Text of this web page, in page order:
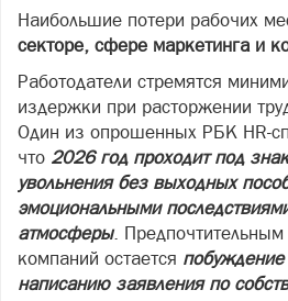
Наибольшие потери рабочих
секторе, сфере маркетинга и
Работодатели стремятся
издержки при расторжении
Один из опрошенных РБК HR-
что 2026 год проходит под
увольнения без выходных
эмоциональными
атмосферы.
компаний остается побуждение
написанию заявления по